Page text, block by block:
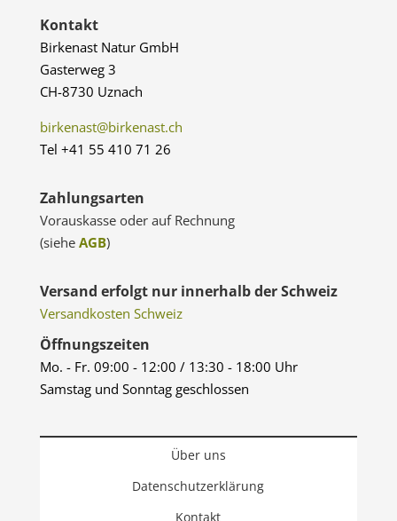
Kontakt
Birkenast Natur GmbH
Gasterweg 3
CH-8730 Uznach
birkenast@birkenast.ch
Tel +41 55 410 71 26
Zahlungsarten
Vorauskasse oder auf Rechnung
(siehe AGB)
Versand erfolgt nur innerhalb der Schweiz
Versandkosten Schweiz
Öffnungszeiten
Mo. - Fr. 09:00 - 12:00 / 13:30 - 18:00 Uhr
Samstag und Sonntag geschlossen
Über uns
Datenschutzerklärung
Kontakt